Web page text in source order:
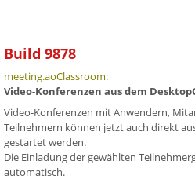
Build 9878
meeting.aoClassroom:
Video-Konferenzen aus dem
Video-Konferenzen mit Anwendern,
Teilnehmern können jetzt auch direkt
gestartet werden.
Die Einladung der gewählten
automatisch.